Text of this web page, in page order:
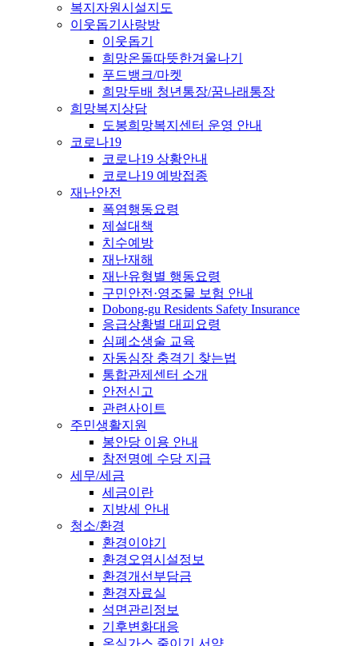
복지자원시설지도
이웃돕기사랑방
이웃돕기
희망온돌따뜻한겨울나기
푸드뱅크/마켓
희망두배 청년통장/꿈나래통장
희망복지상담
도봉희망복지센터 운영 안내
코로나19
코로나19 상황안내
코로나19 예방접종
재난안전
폭염행동요령
제설대책
치수예방
재난재해
재난유형별 행동요령
구민안전·영조물 보험 안내
Dobong-gu Residents Safety Insurance
응급상황별 대피요령
심폐소생술 교육
자동심장 충격기 찾는법
통합관제센터 소개
안전신고
관련사이트
주민생활지원
봉안당 이용 안내
참전명예 수당 지급
세무/세금
세금이란
지방세 안내
청소/환경
환경이야기
환경오염시설정보
환경개선부담금
환경자료실
석면관리정보
기후변화대응
온실가스 줄이기 서약